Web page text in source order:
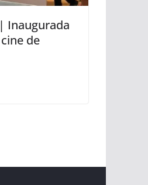
Inaugurada
de